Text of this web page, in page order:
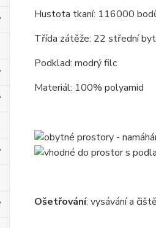
Hustota tkaní: 116000
Třída zátěže: 22 střední
Podklad: modrý filc
Materiál: 100% polyamid
Ošetřování: vysávání a